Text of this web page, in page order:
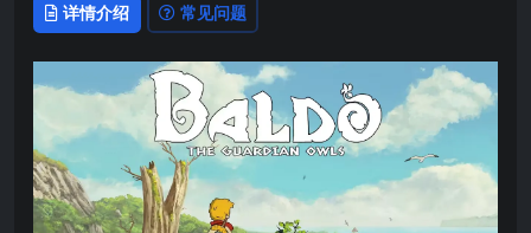
详情介绍 常见问题